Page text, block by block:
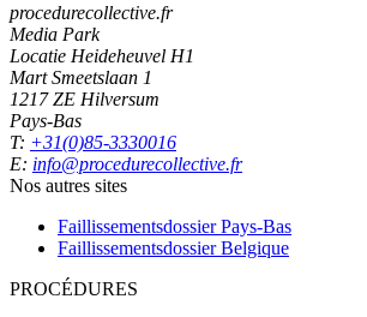
procedurecollective.fr
Media Park
Locatie Heideheuvel H1
Mart Smeetslaan 1
1217 ZE Hilversum
Pays-Bas
T: +31(0)85-3330016
E: info@procedurecollective.fr
Nos autres sites
Faillissementsdossier Pays-Bas
Faillissementsdossier Belgique
PROCÉDURES